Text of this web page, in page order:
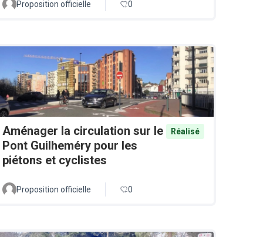
Proposition officielle 0
Aménager la circulation sur le
Pont Guilheméry pour les
piétons et cyclistes
Réalisé
Proposition officielle 0